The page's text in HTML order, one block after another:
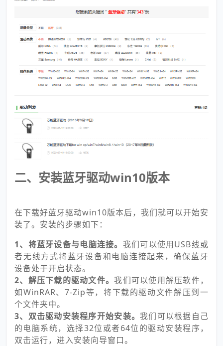
二、安装蓝牙驱动win10版本
在下载好蓝牙驱动win10版本后，我们就可以开始安
装了。安装的步骤如下：
1、将蓝牙设备与电脑连接。 我们可以使用USB线或
者无线方式将蓝牙设备和电脑连接起来，确保蓝牙
设备处于开启状态。
2、解压下载的驱动文件。我们可以使用解压软件，
如WinRAR、7-Zip等，将下载的驱动文件解压到一
个文件夹中。
3、双击驱动安装程序开始安装。我们可以根据自己
的电脑系统，选择32位或者64位的驱动安装程序，
双击运行，进入安装向导窗口。